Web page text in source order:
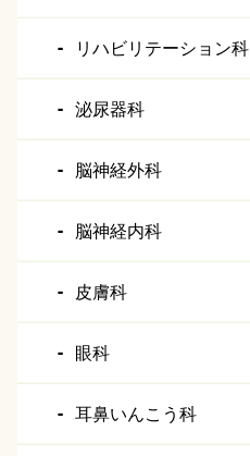
リハビリテーション科
泌尿器科
脳神経外科
脳神経内科
皮膚科
眼科
耳鼻いんこう科